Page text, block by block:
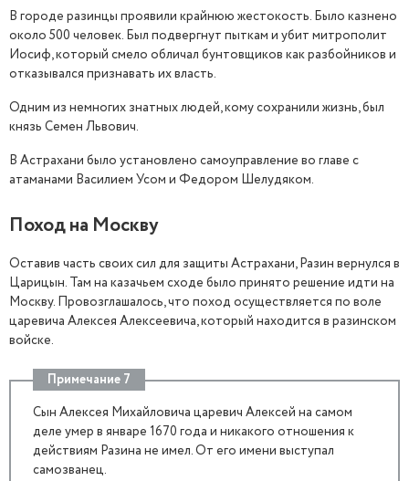
В городе разинцы проявили крайнюю жестокость. Было казнено
около 500 человек. Был подвергнут пыткам и убит митрополит
Иосиф, который смело обличал бунтовщиков как разбойников и
отказывался признавать их власть.
Одним из немногих знатных людей, кому сохранили жизнь, был
князь Семен Львович.
В Астрахани было установлено самоуправление во главе с
атаманами Василием Усом и Федором Шелудяком.
Поход на Москву
Оставив часть своих сил для защиты Астрахани, Разин вернулся в
Царицын. Там на казачьем сходе было принято решение идти на
Москву. Провозглашалось, что поход осуществляется по воле
царевича Алексея Алексеевича, который находится в разинском
войске.
Примечание 7
Сын Алексея Михайловича царевич Алексей на самом
деле умер в январе 1670 года и никакого отношения к
действиям Разина не имел. От его имени выступал
самозванец.